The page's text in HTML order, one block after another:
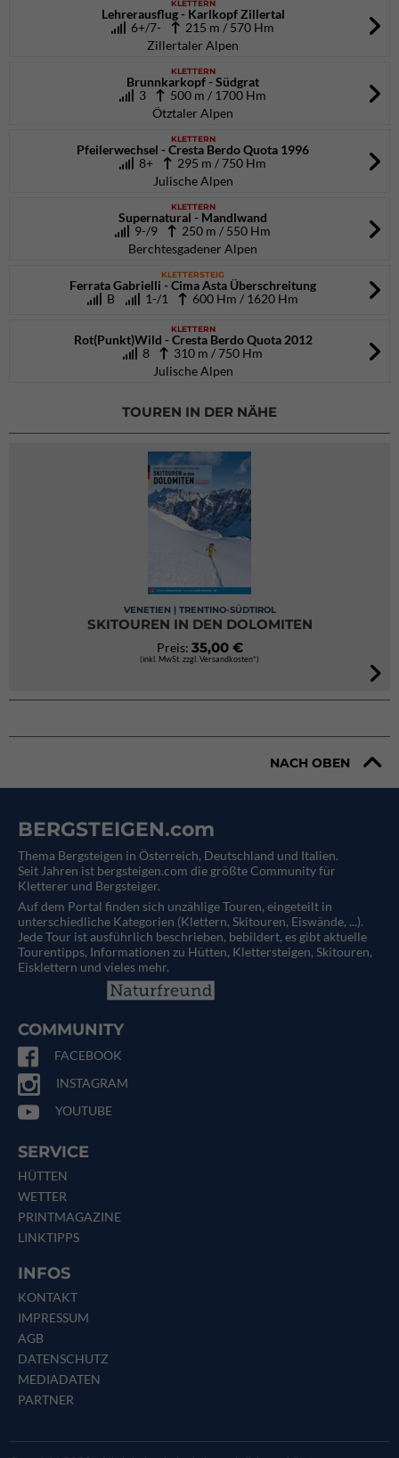
KLETTERN
Lehrerausflug - Karlkopf Zillertal
6+/7-
215 m / 570 Hm
Zillertaler Alpen
KLETTERN
Brunnkarkopf - Südgrat
3
500 m / 1700 Hm
Ötztaler Alpen
KLETTERN
Pfeilerwechsel - Cresta Berdo Quota 1996
8+
295 m / 750 Hm
Julische Alpen
KLETTERN
Supernatural - Mandlwand
9-/9
250 m / 550 Hm
Berchtesgadener Alpen
KLETTERSTEIG
Ferrata Gabrielli - Cima Asta Überschreitung
B
1-/1 600 Hm / 1620 Hm
KLETTERN
Rot(Punkt)Wild - Cresta Berdo Quota 2012
8
310 m / 750 Hm
Julische Alpen
TOUREN IN DER NÄHE
VENETIEN | TRENTINO-SÜDTIROL
SKITOUREN IN DEN DOLOMITEN
Preis: 35,00 €
(inkl. MwSt. zzgl. Versandkosten*)
NACH OBEN
BERGSTEIGEN.com
Thema Bergsteigen in Österreich, Deutschland und Italien.
Seit Jahren ist bergsteigen.com die größte Community für
Kletterer und Bergsteiger.
Auf dem Portal finden sich unzählige Touren, eingeteilt in
unterschiedliche Kategorien (Klettern, Skitouren, Eiswände, ...).
Jede Tour ist ausführlich beschrieben, bebildert, es gibt aktuelle
Tourentipps, Informationen zu Hütten, Klettersteigen, Skitouren,
Eisklettern und vieles mehr.
COMMUNITY
FACEBOOK
INSTAGRAM
YOUTUBE
SERVICE
HÜTTEN
WETTER
PRINTMAGAZINE
LINKTIPPS
INFOS
KONTAKT
IMPRESSUM
AGB
DATENSCHUTZ
MEDIADATEN
PARTNER